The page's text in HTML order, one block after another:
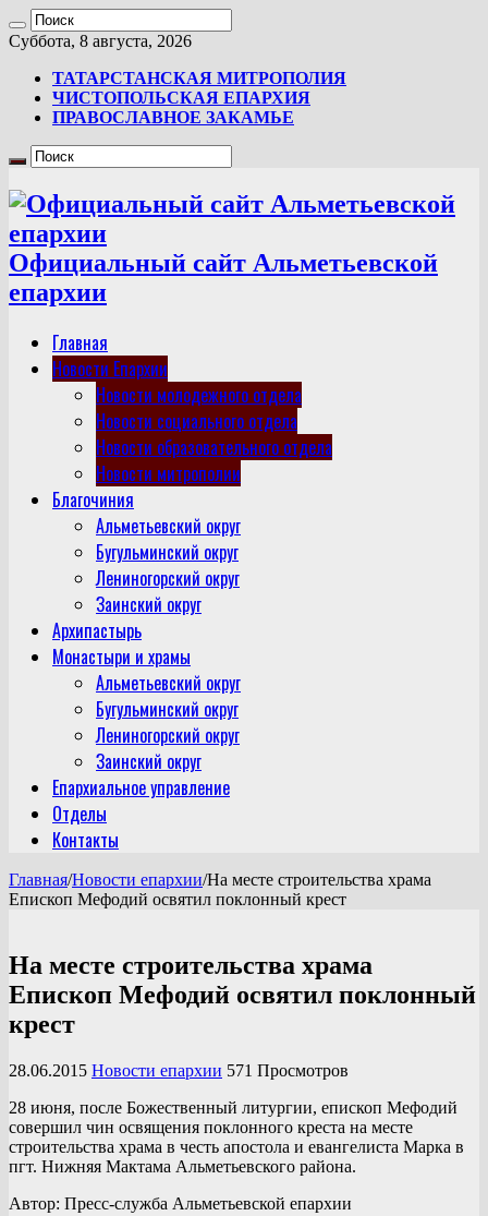
Суббота, 8 августа, 2026
ТАТАРСТАНСКАЯ МИТРОПОЛИЯ
ЧИСТОПОЛЬСКАЯ ЕПАРХИЯ
ПРАВОСЛАВНОЕ ЗАКАМЬЕ
Официальный сайт Альметьевской
епархии
Главная
Новости Епархии
Новости молодежного отдела
Новости социального отдела
Новости образовательного отдела
Новости митрополии
Благочиния
Альметьевский округ
Бугульминский округ
Лениногорский округ
Заинский округ
Архипастырь
Монастыри и храмы
Альметьевский округ
Бугульминский округ
Лениногорский округ
Заинский округ
Епархиальное управление
Отделы
Контакты
Главная/Новости епархии/На месте строительства храма
Епископ Мефодий освятил поклонный крест
На месте строительства храма
Епископ Мефодий освятил поклонный
крест
28.06.2015 Новости епархии 571 Просмотров
28 июня, после Божественный литургии, епископ Мефодий
совершил чин освящения поклонного креста на месте
строительства храма в честь апостола и евангелиста Марка в
пгт. Нижняя Мактама Альметьевского района.
Автор: Пресс-служба Альметьевской епархии